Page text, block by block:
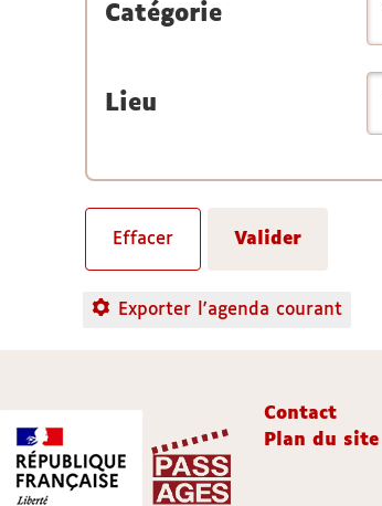
Catégorie
Lieu
Exporter l'agenda courant
Contact
Plan du site